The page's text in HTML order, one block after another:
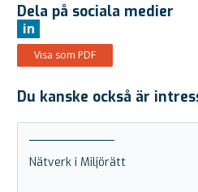
Dela på sociala medier
in
Visa som PDF
Du kanske också är
Nätverk i Miljörätt